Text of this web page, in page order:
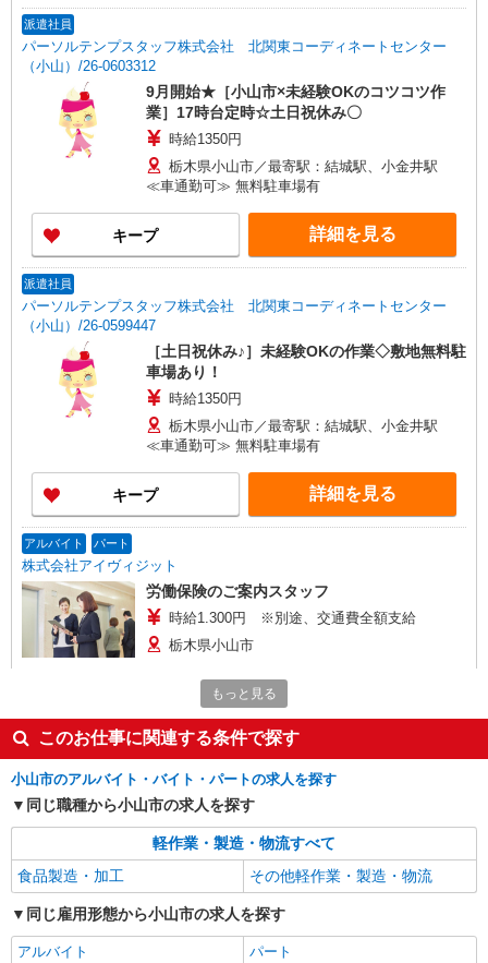
い。
派遣社員
パーソルテンプスタッフ株式会社 北関東コーディネートセンター
（小山）/26-0603312
9月開始★［小山市×未経験OKのコツコツ作
業］17時台定時☆土日祝休み〇
時給1350円
栃木県小山市／最寄駅：結城駅、小金井駅
≪車通勤可≫ 無料駐車場有
キープ 詳細を見る
派遣社員
パーソルテンプスタッフ株式会社 北関東コーディネートセンター
（小山）/26-0599447
［土日祝休み♪］未経験OKの作業◇敷地無料駐
車場あり！
時給1350円
栃木県小山市／最寄駅：結城駅、小金井駅
≪車通勤可≫ 無料駐車場有
キープ 詳細を見る
アルバイト パート
株式会社アイヴィジット
労働保険のご案内スタッフ
時給1.300円 ※別途、交通費全額支給
栃木県小山市
派遣社員
パーソルエクセルHRパートナーズ株式会社
軽作業のオシゴト
栃木県小山市／最寄駅：小山駅、結城駅 車通
勤OK★梁中原エリア♪ ≪車通勤可≫
キープ
もっと見る
このお仕事に関連する条件で探す
小山市のアルバイト・バイト・パートの求人を探す
同じ職種から小山市の求人を探す
軽作業・製造・物流すべて
食品製造・加工
その他軽作業・製造・物流
同じ雇用形態から小山市の求人を探す
アルバイト パート